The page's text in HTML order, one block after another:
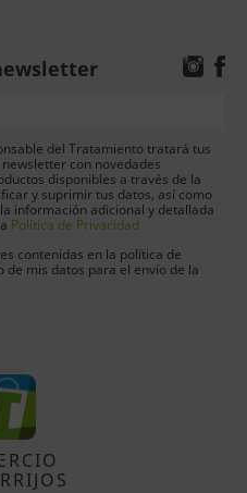
del Tratamiento tratará tus
con novedades
disponibles a través de la
y suprimir tus datos, así como
información adicional y detallada
Política de Privacidad
contenidas en la política de
mis datos para el envío de la